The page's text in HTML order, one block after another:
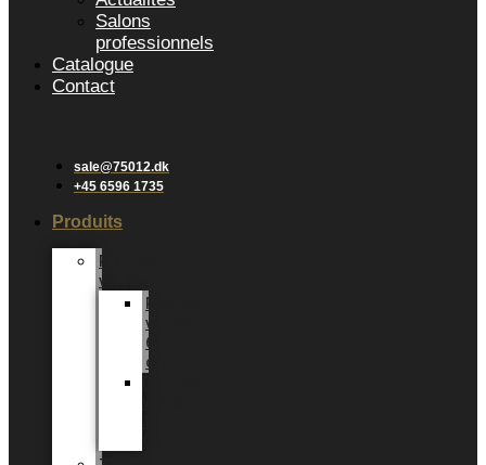
Salons
professionnels
Catalogue
Contact
sale@75012.dk
+45 6596 1735
Produits
Plantes
vertes
Plantes
vertes
6
cm